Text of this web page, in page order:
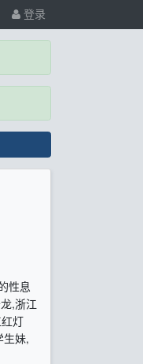
登录
性息
,浙江
灯
生妹,